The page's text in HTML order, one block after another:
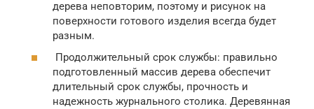
дерева неповторим, поэтому и рисунок на
поверхности готового изделия всегда будет
разным.
Продолжительный срок службы: правильно
подготовленный массив дерева обеспечит
длительный срок службы, прочность и
надежность журнального столика. Деревянная